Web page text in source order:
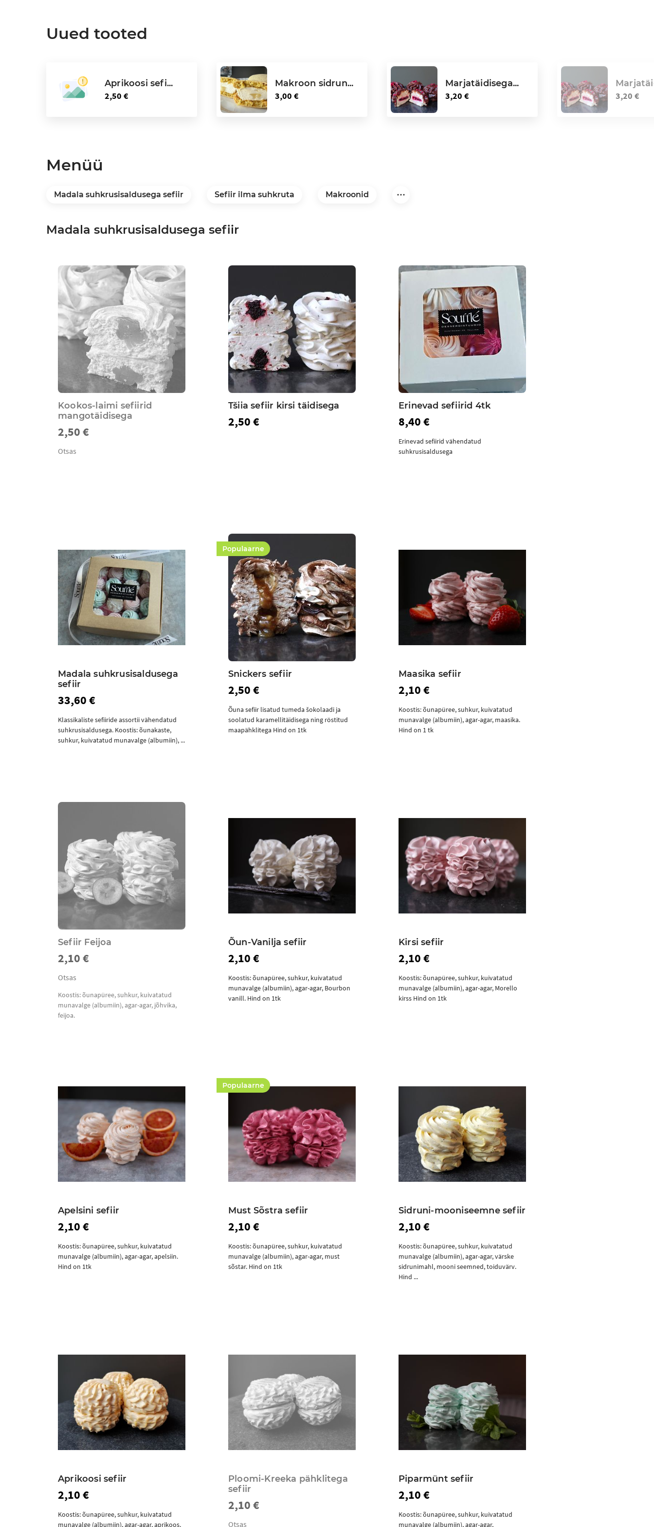
Uued tooted
Aprikoosi sefi...
2,50 €
Makroon sidrun...
3,00 €
Marjatäidisega...
3,20 € 3,20 €
Menüü
Madala suhkrusisaldusega sefiir Sefiir ilma suhkruta Makroonid
Madala suhkrusisaldusega sefiir
Kookos-laimi sefiirid
mangotäidisega
2,50 €
Otsas
Tšiia sefiir kirsi täidisega
2,50 €
Erinevad sefiirid 4tk
8,40 €
Erinevad sefiirid vähendatud
suhkrusisaldusega
Madala suhkrusisaldusega
sefiir
33,60 €
Klassikaliste sefiiride assortii vähendatud
suhkrusisaldusega. Koostis: õunakaste,
suhkur, kuivatatud munavalge (albumiin), ...
Populaarne
Snickers sefiir
2,50 €
Õuna sefiir lisatud tumeda šokolaadi ja
soolatud karamellitäidisega ning röstitud
maapähklitega Hind on 1tk
Maasika sefiir
2,10 €
Koostis: õunapüree, suhkur, kuivatatud
munavalge (albumiin), agar-agar, maasika.
Hind on 1 tk
Sefiir Feijoa
2,10 €
Otsas
Koostis: õunapüree, suhkur, kuivatatud
munavalge (albumiin), agar-agar, jõhvika,
feijoa.
Õun-Vanilja sefiir
2,10 €
Koostis: õunapüree, suhkur, kuivatatud
munavalge (albumiin), agar-agar, Bourbon
vanill. Hind on 1tk
Kirsi sefiir
2,10 €
Koostis: õunapüree, suhkur, kuivatatud
munavalge (albumiin), agar-agar, Morello
kirss Hind on 1tk
Apelsini sefiir
2,10 €
Koostis: õunapüree, suhkur, kuivatatud
munavalge (albumiin), agar-agar, apelsiin.
Hind on 1tk
Populaarne
Must Sõstra sefiir
2,10 €
Koostis: õunapüree, suhkur, kuivatatud
munavalge (albumiin), agar-agar, must
sõstar. Hind on 1tk
Sidruni-mooniseemne sefiir
2,10 €
Koostis: õunapüree, suhkur, kuivatatud
munavalge (albumiin), agar-agar, värske
sidrunimahl, mooni seemned, toiduvärv.
Hind ...
Aprikoosi sefiir
2,10 €
Koostis: õunapüree, suhkur, kuivatatud
munavalge (albumiin), agar-agar, aprikoos.
Ploomi-Kreeka pähklitega
sefiir
2,10 €
Otsas
Piparmünt sefiir
2,10 €
Koostis: õunapüree, suhkur, kuivatatud
munavalge (albumiin), agar-agar,